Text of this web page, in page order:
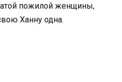
пожилой женщины,
Ханну одна.